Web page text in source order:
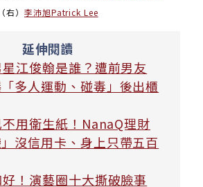
（右）李沛旭Patrick Lee
延伸閱讀
江俊翰是誰？遭前男友
多人運動、碰毒」後出櫃
用衛生紙！NanaQ理財
沒信用卡、身上只帶五百
！演藝圈十大撕破臉事